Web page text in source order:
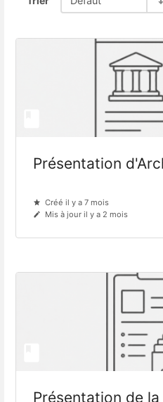
Présentation
Créé il y a 7 mois
Mis à jour il y a 2 mois
Présentation de